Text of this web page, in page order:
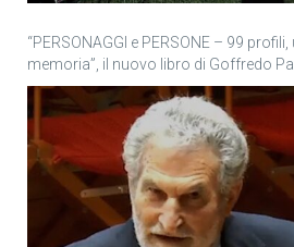
“PERSONAGGI e PERSONE – 99
memoria”, il nuovo libro di Goffredo